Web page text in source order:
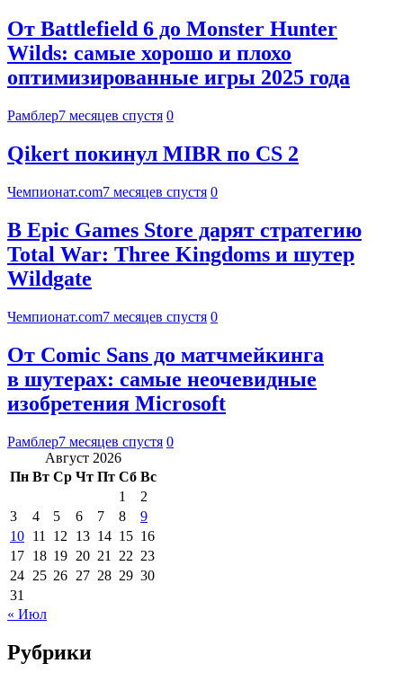
От Battlefield 6 до Monster Hunter
Wilds: самые хорошо и плохо
оптимизированные игры 2025 года
Рамблер7 месяцев спустя 0
Qikert покинул MIBR по CS 2
Чемпионат.com7 месяцев спустя 0
В Epic Games Store дарят стратегию
Total War: Three Kingdoms и шутер
Wildgate
Чемпионат.com7 месяцев спустя 0
От Comic Sans до матчмейкинга
в шутерах: самые неочевидные
изобретения Microsoft
Рамблер7 месяцев спустя 0
Август 2026
Пн Вт Ср Чт Пт Сб Вс
1
2
3
4 5 6 7 8
9
10 11 12 13 14 15 16
17 18 19 20 21 22 23
24 25 26 27 28 29 30
31
« Июл
Рубрики